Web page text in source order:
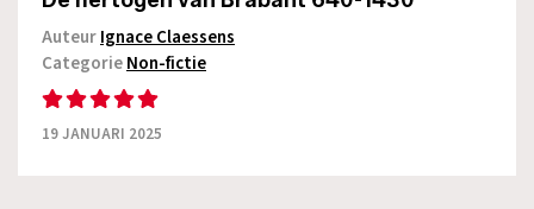
AuteurIgnace Claessens
CategorieNon-fictie
19 JANUARI 2025